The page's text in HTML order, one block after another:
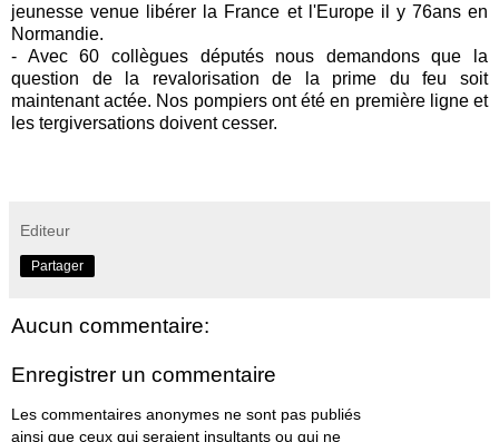
jeunesse venue libérer la France et l'Europe il y 76ans en
Normandie.
- Avec 60 collègues députés nous demandons que la
question de la revalorisation de la prime du feu soit
maintenant actée. Nos pompiers ont été en première ligne et
les tergiversations doivent cesser.
Editeur
Partager
Aucun commentaire:
Enregistrer un commentaire
Les commentaires anonymes ne sont pas publiés
ainsi que ceux qui seraient insultants ou qui ne